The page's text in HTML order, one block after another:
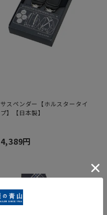
サスペンダー【ホルスタータイ
プ】【日本製】
4,389円